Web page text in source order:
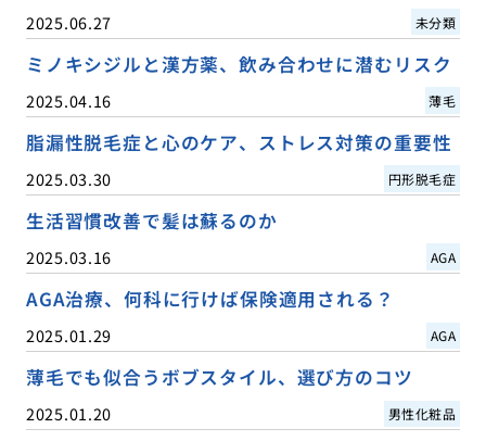
2025.06.27 未分類
ミノキシジルと漢方薬、飲み合わせに潜むリスク
2025.04.16 薄毛
脂漏性脱毛症と心のケア、ストレス対策の重要性
2025.03.30 円形脱毛症
生活習慣改善で髪は蘇るのか
2025.03.16 AGA
AGA治療、何科に行けば保険適用される？
2025.01.29 AGA
薄毛でも似合うボブスタイル、選び方のコツ
2025.01.20 男性化粧品